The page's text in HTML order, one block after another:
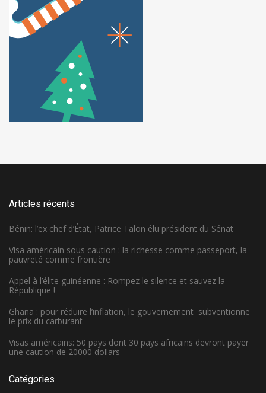
Articles récents
Bénin: l’ex chef d’État, Patrice Talon élu président du Sénat
Visa américain sous caution : la richesse comme passeport, la
pauvreté comme frontière
Appel à l’élite guinéenne : Rompez le silence et sauvez la
République !
Ghana : pour réduire l’inflation, le gouvernement subventionne
le prix du carburant
Visas américains: 50 pays dont 30 pays africains devront payer
une caution de 20000 dollars
Catégories